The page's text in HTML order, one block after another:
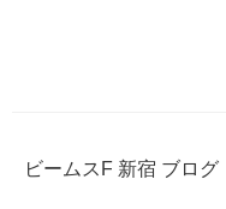
ビームスF 新宿 ブログ